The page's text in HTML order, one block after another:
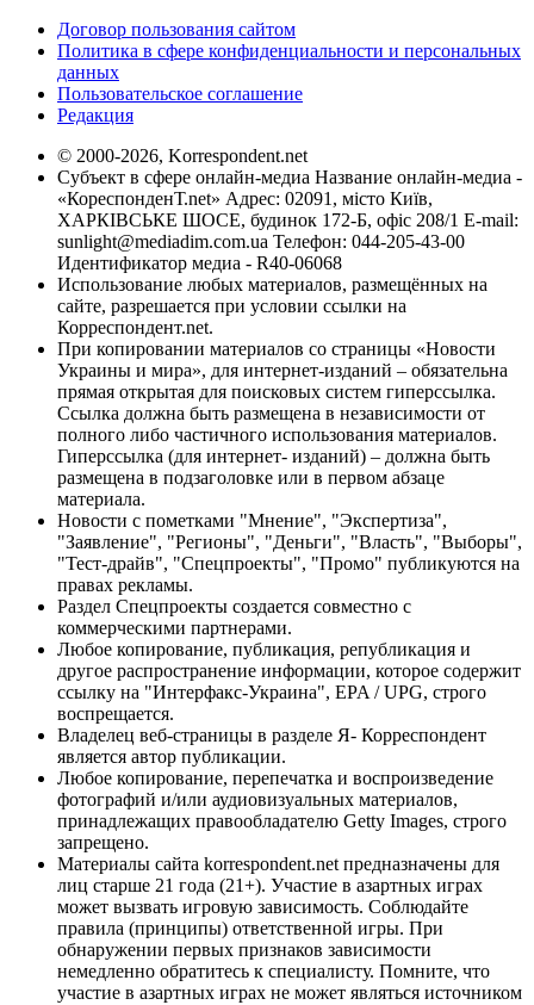
Договор пользования сайтом
Политика в сфере конфиденциальности и персональных
данных
Пользовательское соглашение
Редакция
© 2000-2026, Korrespondent.net
Субъект в сфере онлайн-медиа Название онлайн-медиа -
«КореспонденТ.net» Адрес: 02091, місто Київ,
ХАРКІВСЬКЕ ШОСЕ, будинок 172-Б, офіс 208/1 E-mail:
sunlight@mediadim.com.ua Телефон: 044-205-43-00
Идентификатор медиа - R40-06068
Использование любых материалов, размещённых на
сайте, разрешается при условии ссылки на
Корреспондент.net.
При копировании материалов со страницы «Новости
Украины и мира», для интернет-изданий – обязательна
прямая открытая для поисковых систем гиперссылка.
Ссылка должна быть размещена в независимости от
полного либо частичного использования материалов.
Гиперссылка (для интернет- изданий) – должна быть
размещена в подзаголовке или в первом абзаце
материала.
Новости с пометками "Мнение", "Экспертиза",
"Заявление", "Регионы", "Деньги", "Власть", "Выборы",
"Тест-драйв", "Спецпроекты", "Промо" публикуются на
правах рекламы.
Раздел Спецпроекты создается совместно с
коммерческими партнерами.
Любое копирование, публикация, републикация и
другое распространение информации, которое содержит
ссылку на "Интерфакс-Украина", EPA / UPG, строго
воспрещается.
Владелец веб-страницы в разделе Я- Корреспондент
является автор публикации.
Любое копирование, перепечатка и воспроизведение
фотографий и/или аудиовизуальных материалов,
принадлежащих правообладателю Getty Images, строго
запрещено.
Материалы сайта korrespondent.net предназначены для
лиц старше 21 года (21+). Участие в азартных играх
может вызвать игровую зависимость. Соблюдайте
правила (принципы) ответственной игры. При
обнаружении первых признаков зависимости
немедленно обратитесь к специалисту. Помните, что
участие в азартных играх не может являться источником